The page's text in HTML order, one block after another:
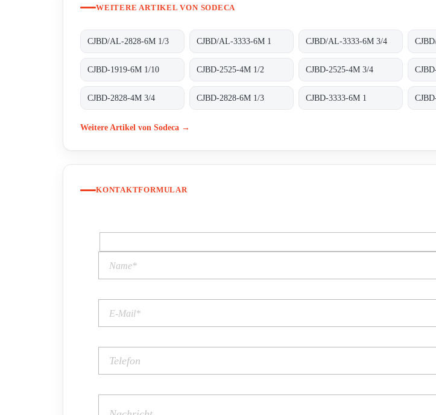
WEITERE ARTIKEL VON SODECA
CJBD/AL-2828-6M 1/3 CJBD/AL-3333-6M 1 CJBD/AL-3333-6M 3/4
CJBD-1919-6M 1/10 CJBD-2525-4M 1/2 CJBD-2525-4M 3/4
CJBD-2828-4M 3/4 CJBD-2828-6M 1/3 CJBD-3333-6M 1
Weitere Artikel von Sodeca →
KONTAKTFORMULAR